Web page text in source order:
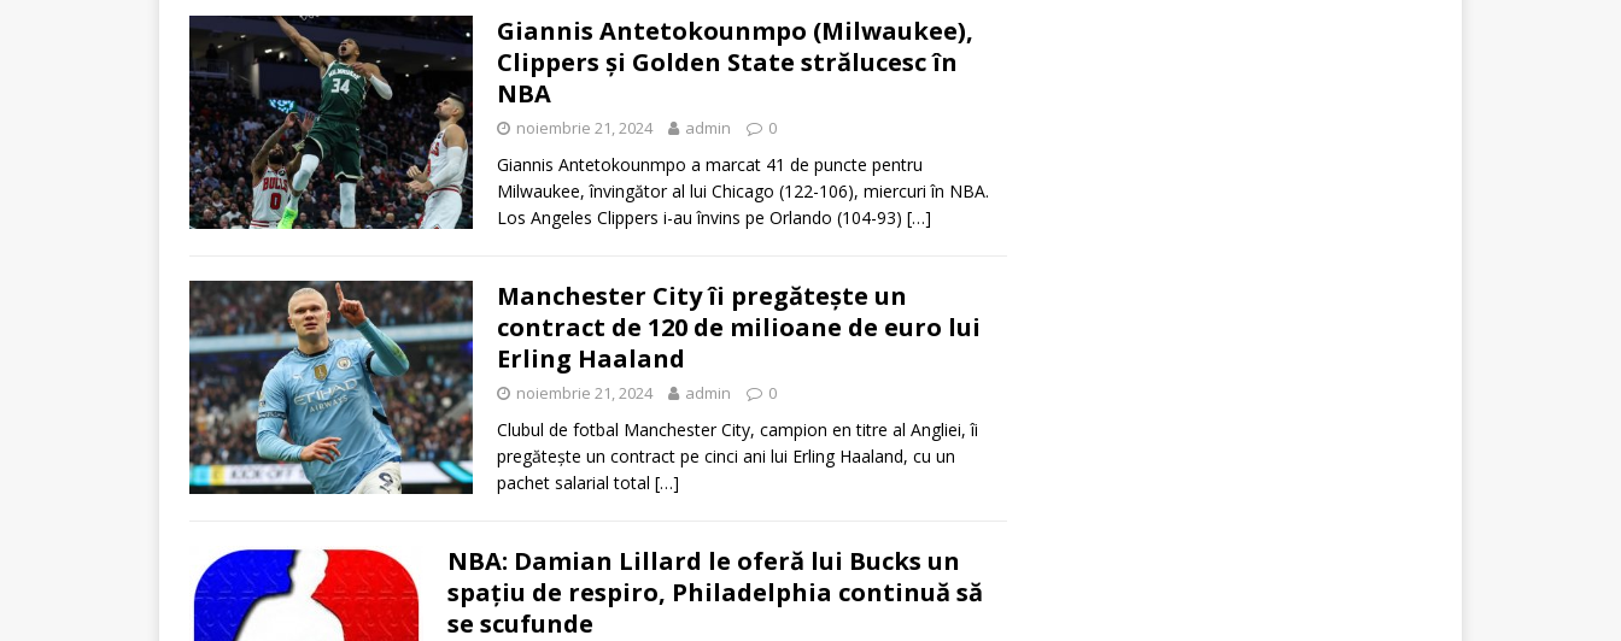
Giannis Antetokounmpo (Milwaukee),
Clippers și Golden State strălucesc în
NBA
noiembrie 21, 2024 admin 0
Giannis Antetokounmpo a marcat 41 de puncte pentru
Milwaukee, învingător al lui Chicago (122-106), miercuri în NBA.
Los Angeles Clippers i-au învins pe Orlando (104-93) […]
Manchester City îi pregăteşte un
contract de 120 de milioane de euro lui
Erling Haaland
noiembrie 21, 2024 admin 0
Clubul de fotbal Manchester City, campion en titre al Angliei, îi
pregăteşte un contract pe cinci ani lui Erling Haaland, cu un
pachet salarial total […]
NBA: Damian Lillard le oferă lui Bucks un
spațiu de respiro, Philadelphia continuă să
se scufunde